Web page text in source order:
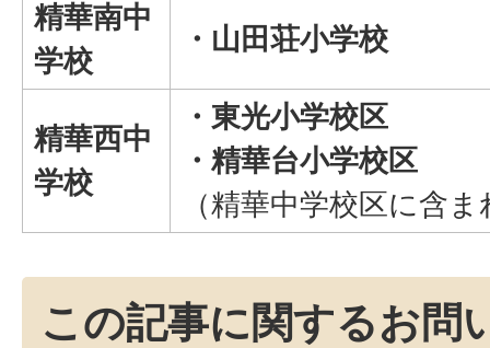
精華南中
学校
・山田荘小学校
精華西中
学校
・東光小学校区
・精華台小学校区
（精華中学校区に含
この記事に関するお問